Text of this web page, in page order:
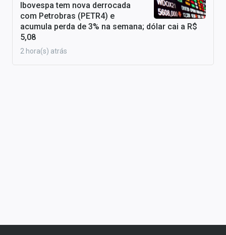
Ibovespa tem nova derrocada
com Petrobras (PETR4) e
acumula perda de 3% na semana; dólar cai a R$
5,08
2 hora(s) atrás